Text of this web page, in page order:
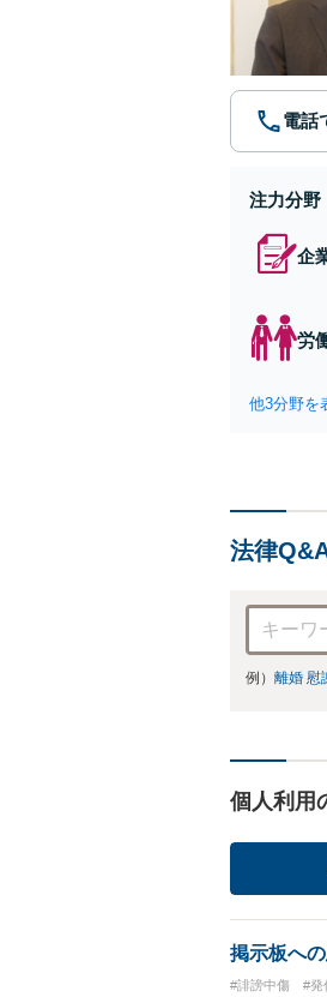
電話
注力分野
企
労
他3分野を
法律
例） 離婚 慰
個人利用
掲示板へ
#誹謗中傷 #発